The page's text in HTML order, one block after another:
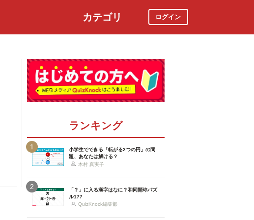
カテゴリ ログイン
ランキング
1
小学生でできる「転がる2つの円」の問
題、あなたは解ける？
木村 真実子
2
「？」に入る漢字はなに？和同開珎パズ
ル177
QuizKnock編集部